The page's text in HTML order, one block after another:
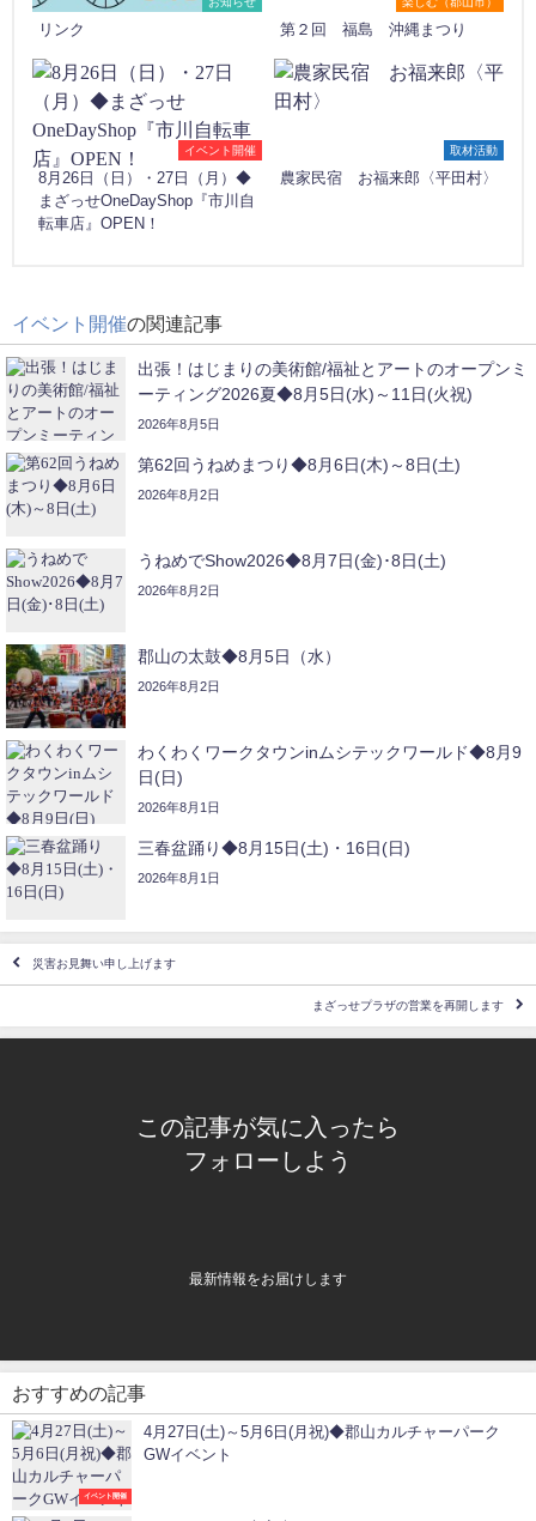
リンク 第２回 福島 沖縄まつり
イベント開催
8月26日（日）・27日（月）◆
まざっせOneDayShop『市川自
転車店』OPEN！
取材活動
農家民宿 お福来郎〈平田村〉
イベント開催の関連記事
出張！はじまりの美術館/福祉とアートのオープンミ
ーティング2026夏◆8月5日(水)～11日(火祝)
2026年8月5日
第62回うねめまつり◆8月6日(木)～8日(土)
2026年8月2日
うねめでShow2026◆8月7日(金)･8日(土)
2026年8月2日
郡山の太鼓◆8月5日（水）
2026年8月2日
わくわくワークタウンinムシテックワールド◆8月9
日(日)
2026年8月1日
三春盆踊り◆8月15日(土)・16日(日)
2026年8月1日
災害お見舞い申し上げます
まざっせプラザの営業を再開します
この記事が気に入ったら
フォローしよう
最新情報をお届けします
おすすめの記事
イベント開催
4月27日(土)～5月6日(月祝)◆郡山カルチャーパーク
GWイベント